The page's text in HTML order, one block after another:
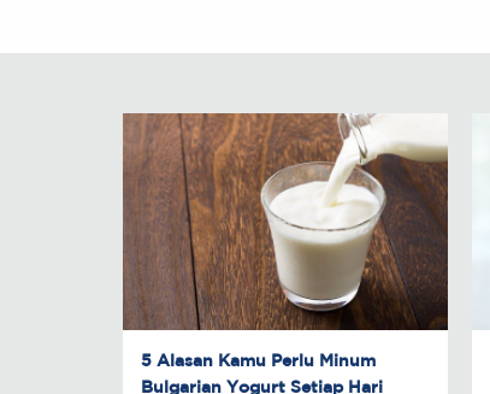
5 Alasan Kamu Perlu Minum
Bulgarian Yogurt Setiap Hari